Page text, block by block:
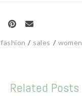
fashion sales women
Related Posts